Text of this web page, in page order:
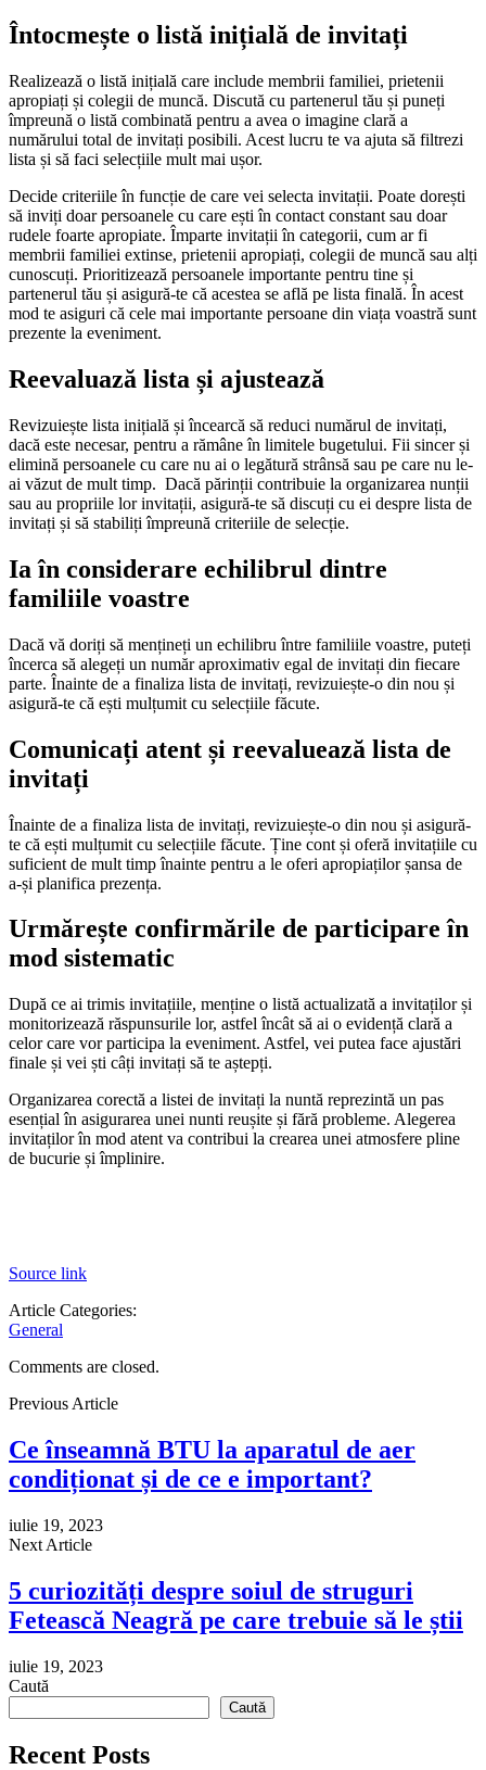
Întocmește o listă inițială de invitați
Realizează o listă inițială care include membrii familiei, prietenii
apropiați și colegii de muncă. Discută cu partenerul tău și puneți
împreună o listă combinată pentru a avea o imagine clară a
numărului total de invitați posibili. Acest lucru te va ajuta să filtrezi
lista și să faci selecțiile mult mai ușor.
Decide criteriile în funcție de care vei selecta invitații. Poate dorești
să inviți doar persoanele cu care ești în contact constant sau doar
rudele foarte apropiate. Împarte invitații în categorii, cum ar fi
membrii familiei extinse, prietenii apropiați, colegii de muncă sau alți
cunoscuți. Prioritizează persoanele importante pentru tine și
partenerul tău și asigură-te că acestea se află pe lista finală. În acest
mod te asiguri că cele mai importante persoane din viața voastră sunt
prezente la eveniment.
Reevaluază lista și ajustează
Revizuiește lista inițială și încearcă să reduci numărul de invitați,
dacă este necesar, pentru a rămâne în limitele bugetului. Fii sincer și
elimină persoanele cu care nu ai o legătură strânsă sau pe care nu le-
ai văzut de mult timp. Dacă părinții contribuie la organizarea nunții
sau au propriile lor invitații, asigură-te să discuți cu ei despre lista de
invitați și să stabiliți împreună criteriile de selecție.
Ia în considerare echilibrul dintre
familiile voastre
Dacă vă doriți să mențineți un echilibru între familiile voastre, puteți
încerca să alegeți un număr aproximativ egal de invitați din fiecare
parte. Înainte de a finaliza lista de invitați, revizuiește-o din nou și
asigură-te că ești mulțumit cu selecțiile făcute.
Comunicați atent și reevaluează lista de
invitați
Înainte de a finaliza lista de invitați, revizuiește-o din nou și asigură-
te că ești mulțumit cu selecțiile făcute. Ține cont și oferă invitațiile cu
suficient de mult timp înainte pentru a le oferi apropiaților șansa de
a-și planifica prezența.
Urmărește confirmările de participare în
mod sistematic
După ce ai trimis invitațiile, menține o listă actualizată a invitaților și
monitorizează răspunsurile lor, astfel încât să ai o evidență clară a
celor care vor participa la eveniment. Astfel, vei putea face ajustări
finale și vei ști câți invitați să te aștepți.
Organizarea corectă a listei de invitați la nuntă reprezintă un pas
esențial în asigurarea unei nunti reușite și fără probleme. Alegerea
invitaților în mod atent va contribui la crearea unei atmosfere pline
de bucurie și împlinire.
Source link
Article Categories:
General
Comments are closed.
Previous Article
Ce înseamnă BTU la aparatul de aer
condiționat și de ce e important?
iulie 19, 2023
Next Article
5 curiozități despre soiul de struguri
Fetească Neagră pe care trebuie să le știi
iulie 19, 2023
Caută
Caută
Recent Posts